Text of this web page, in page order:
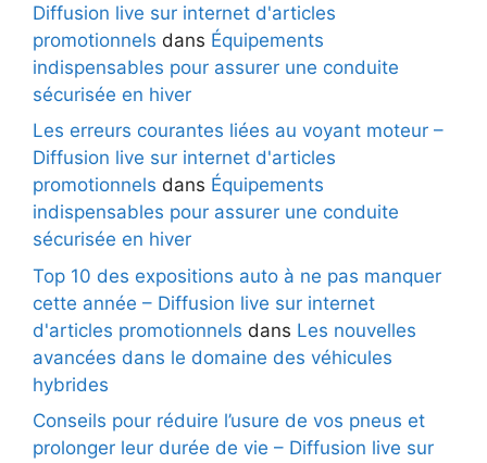
Diffusion live sur internet d'articles
promotionnels dans Équipements
indispensables pour assurer une conduite
sécurisée en hiver
Les erreurs courantes liées au voyant moteur –
Diffusion live sur internet d'articles
promotionnels dans Équipements
indispensables pour assurer une conduite
sécurisée en hiver
Top 10 des expositions auto à ne pas manquer
cette année – Diffusion live sur internet
d'articles promotionnels dans Les nouvelles
avancées dans le domaine des véhicules
hybrides
Conseils pour réduire l’usure de vos pneus et
prolonger leur durée de vie – Diffusion live sur